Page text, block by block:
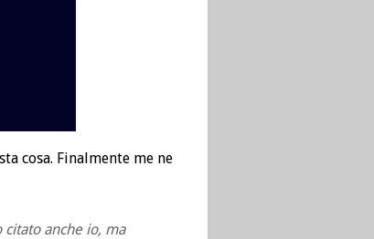
cosa. Finalmente me ne
anche io, ma